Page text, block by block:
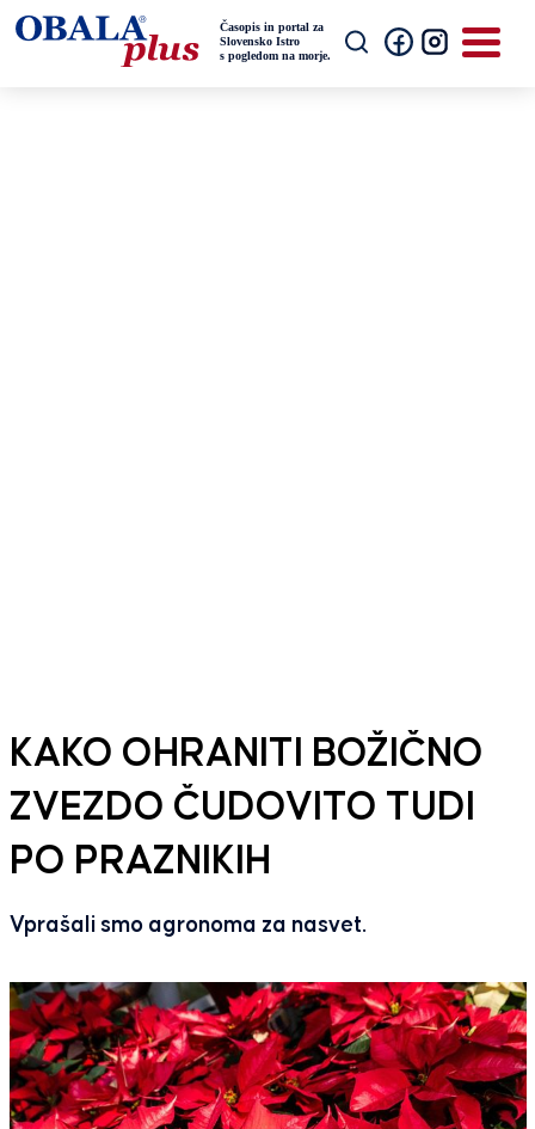
KAKO OHRANITI BOŽIČNO
ZVEZDO ČUDOVITO TUDI
PO PRAZNIKIH
Vprašali smo agronoma za nasvet.